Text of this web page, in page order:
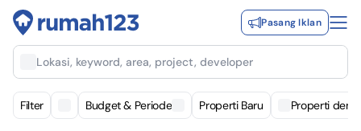
Pasang Iklan
Lokasi, keyword, area, project, developer
Filter Budget & Periode Properti Baru Properti